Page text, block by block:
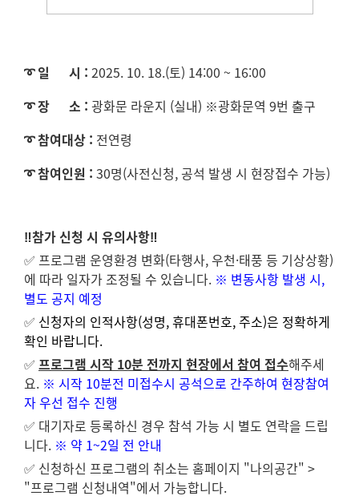
➰ 일 시 : 2025. 10. 18.(토) 14:00 ~ 16:00
➰ 장 소 : 광화문 라운지 (실내) ※광화문역 9번 출구
➰ 참여대상 : 전연령
➰ 참여인원 : 30명(사전신청, 공석 발생 시 현장접수 가능)
‼️참가 신청 시 유의사항‼️
✅ 프로그램 운영환경 변화(타행사, 우천·태풍 등 기상상황)
에 따라 일자가 조정될 수 있습니다. ※ 변동사항 발생 시,
별도 공지 예정
✅ 신청자의 인적사항(성명, 휴대폰번호, 주소)은 정확하게
확인 바랍니다.
✅ 프로그램 시작 10분 전까지 현장에서 참여 접수해주세
요. ※ 시작 10분전 미접수시 공석으로 간주하여 현장참여
자 우선 접수 진행
✅ 대기자로 등록하신 경우 참석 가능 시 별도 연락을 드립
니다. ※ 약 1~2일 전 안내
✅ 신청하신 프로그램의 취소는 홈페이지 "나의공간" >
"프로그램 신청내역"에서 가능합니다.